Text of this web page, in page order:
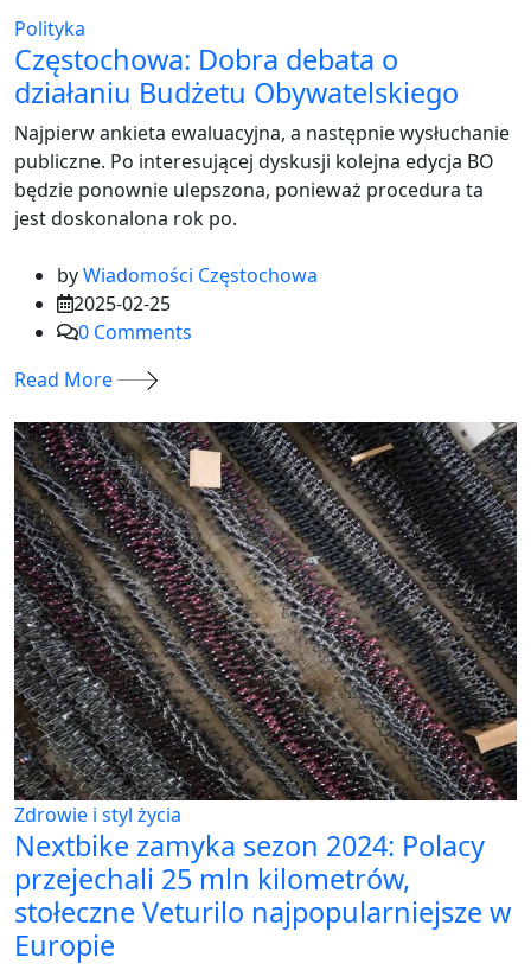
Polityka
Częstochowa: Dobra debata o
działaniu Budżetu Obywatelskiego
Najpierw ankieta ewaluacyjna, a następnie wysłuchanie
publiczne. Po interesującej dyskusji kolejna edycja BO
będzie ponownie ulepszona, ponieważ procedura ta
jest doskonalona rok po.
byWiadomości Częstochowa
2025-02-25
0 Comments
Read More
Zdrowie i styl życia
Nextbike zamyka sezon 2024: Polacy
przejechali 25 mln kilometrów,
stołeczne Veturilo najpopularniejsze w
Europie